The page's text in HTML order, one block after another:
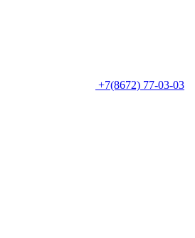
+7(8672) 77-03-03